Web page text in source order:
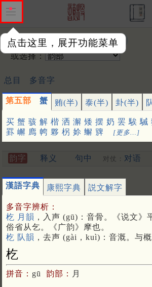
点击这里，展开功能菜单
输入韵字：
或选择：
总目 多音字
第五部 蟹 贿(半) 泰(半) 卦(半)
买 蟹 骇 解 楷 洒 澥 矮 摆 奶 罢 騃 駴
罫 嶰 廌 㡁 夥 柺 㚷 䲒 㗗 [更多…]
韵字 释义 句中 对仗： 对语
漢語字典 康熙字典 説文解字
多音字辨析：
杚 月韻 ，入声 (gū)：音骨。《说文》
俗省从乞。《广韵》摩也。
杚 队韻 ，去声 (gài，kuì)：音溉。与概
杚
拼音： gū 韵部： 月